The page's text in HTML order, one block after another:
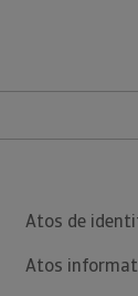
Atos de
Atos